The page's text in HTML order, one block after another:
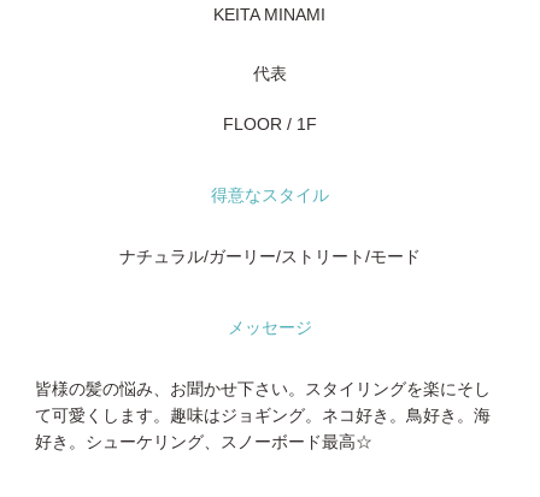
KEITA MINAMI
代表
FLOOR / 1F
得意なスタイル
ナチュラル/ガーリー/ストリート/モード
メッセージ
皆様の髪の悩み、お聞かせ下さい。スタイリングを楽にそし
て可愛くします。趣味はジョギング。ネコ好き。鳥好き。海
好き。シューケリング、スノーボード最高☆